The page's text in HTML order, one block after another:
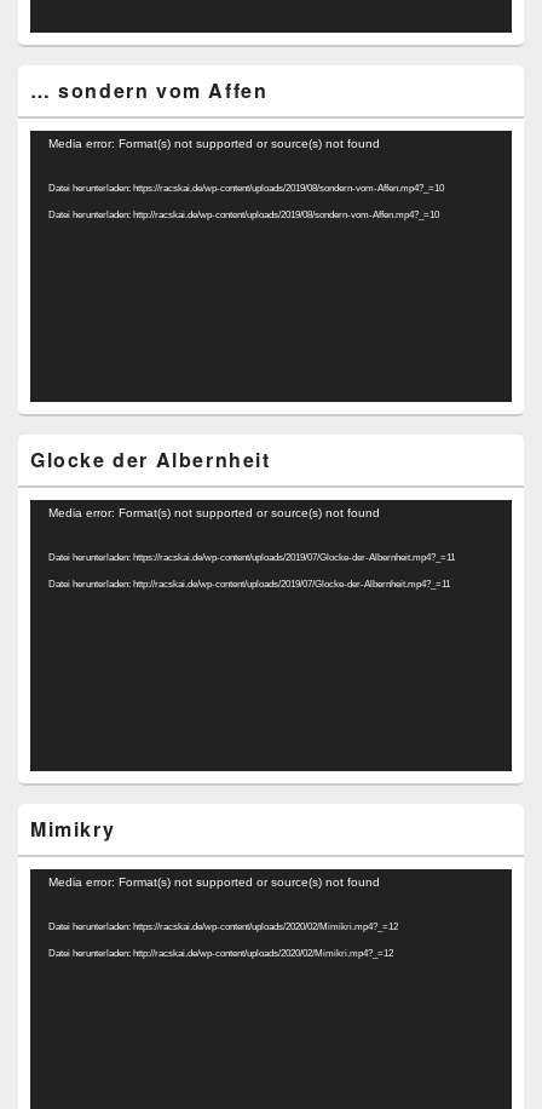
… sondern vom Affen
Video-
Media error: Format(s) not supported or source(s) not found
Datei herunterladen: https://racskai.de/wp-content/uploads/2019/08/sondern-vom-Affen.mp4?_=10
Datei herunterladen: http://racskai.de/wp-content/uploads/2019/08/sondern-vom-Affen.mp4?_=10
Glocke der Albernheit
Video-
Media error: Format(s) not supported or source(s) not found
Datei herunterladen: https://racskai.de/wp-content/uploads/2019/07/Glocke-der-Albernheit.mp4?_=11
Datei herunterladen: http://racskai.de/wp-content/uploads/2019/07/Glocke-der-Albernheit.mp4?_=11
Mimikry
Video-
Media error: Format(s) not supported or source(s) not found
Datei herunterladen: https://racskai.de/wp-content/uploads/2020/02/Mimikri.mp4?_=12
Datei herunterladen: http://racskai.de/wp-content/uploads/2020/02/Mimikri.mp4?_=12